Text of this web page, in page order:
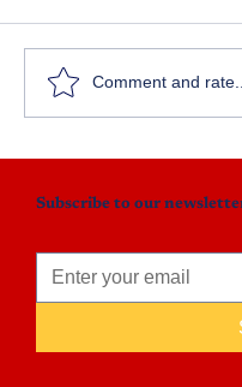
Comment and rate...
Subscribe to our